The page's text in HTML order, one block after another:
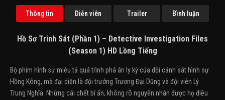
Thông tin Diễn viên Trailer Bình luận
Hồ Sơ Trinh Sát (Phần 1) – Detective Investigation Files
(Season 1) HD Lồng Tiếng
Bộ phim hình sự miêu tả quá trình phá án ly kỳ của đội cảnh sát hình sự
Hồng Kông, mà đại diện là đội trưởng Trương Đại Dũng và đội viên Lý
Trung Nghĩa. Những cái chết bí ẩn, không rõ nguyên nhân được họ điều